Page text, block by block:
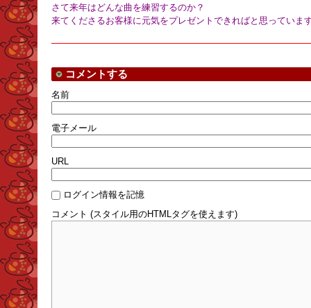
さて来年はどんな曲を練習するのか？
来てくださるお客様に元気をプレゼントできればと思っていま
コメントする
名前
電子メール
URL
ログイン情報を記憶
コメント (スタイル用のHTMLタグを使えます)